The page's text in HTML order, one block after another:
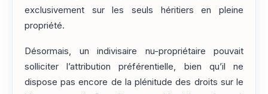
exclusivement sur les seuls héritiers en pleine
propriété.
Désormais, un indivisaire nu-propriétaire pouvait
solliciter l’attribution préférentielle, bien qu’il ne
dispose pas encore de la plénitude des droits sur le